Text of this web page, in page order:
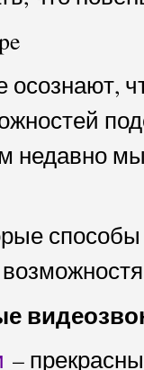
недавно
–